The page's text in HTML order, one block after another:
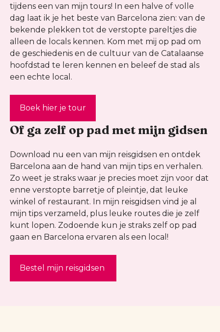
tijdens een van mijn tours! In een halve of volle
dag laat ik je het beste van Barcelona zien: van de
bekende plekken tot de verstopte pareltjes die
alleen de locals kennen. Kom met mij op pad om
de geschiedenis en de cultuur van de Catalaanse
hoofdstad te leren kennen en beleef de stad als
een echte local.
Boek hier je tour
Of ga zelf op pad met mijn gidsen
Download nu een van mijn reisgidsen en ontdek
Barcelona aan de hand van mijn tips en verhalen.
Zo weet je straks waar je precies moet zijn voor dat
enne verstopte barretje of pleintje, dat leuke
winkel of restaurant. In mijn reisgidsen vind je al
mijn tips verzameld, plus leuke routes die je zelf
kunt lopen. Zodoende kun je straks zelf op pad
gaan en Barcelona ervaren als een local!
Bestel mijn reisgidsen